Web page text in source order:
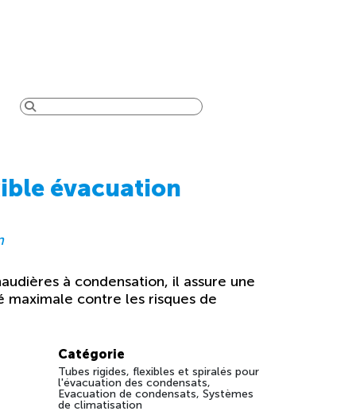
évacuation
à condensation, il assure une
maximale contre les risques de
Catégorie
Tubes rigides, flexibles et spiralés pour
l'évacuation des condensats,
Evacuation de condensats, Systèmes
de climatisation